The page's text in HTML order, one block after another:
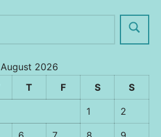
August 2026
T F S S
1 2